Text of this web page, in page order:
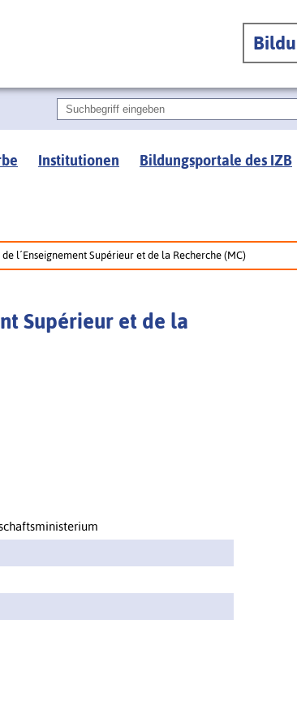
Institutionen Bildungsportale des IZB
l´Enseignement Supérieur et de la Recherche (MC)
Supérieur et de la